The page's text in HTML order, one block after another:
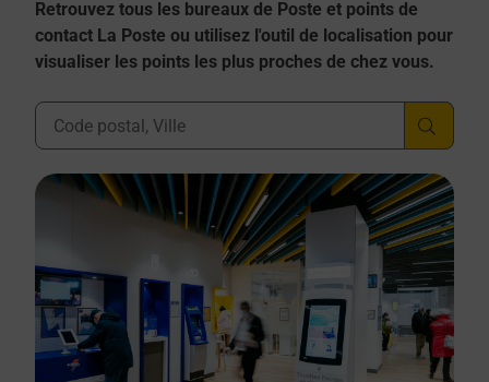
Retrouvez tous les bureaux de Poste et points de
contact La Poste ou utilisez l'outil de localisation pour
visualiser les points les plus proches de chez vous.
Ville, Département, Code Postal